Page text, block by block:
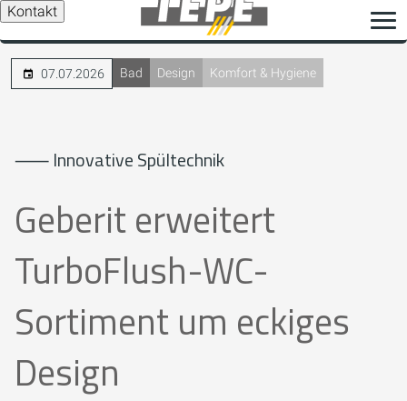
Kontakt
07.07.2026 Bad Design Komfort & Hygiene
⸺ Innovative Spültechnik
Geberit erweitert
TurboFlush-WC-
Sortiment um eckiges
Design